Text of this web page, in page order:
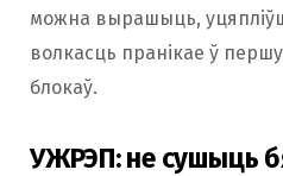
можна вырашыць,
волкасць пранікае ў
блокаў.
УЖРЭП: не сушыць